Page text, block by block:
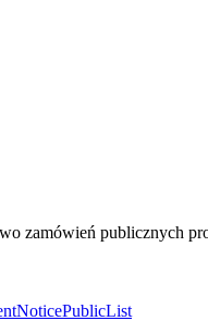
zamówień publicznych